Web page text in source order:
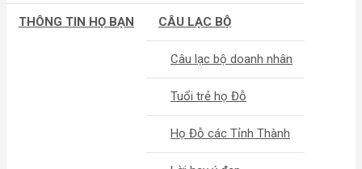
THÔNG TIN HỌ BẠN CÂU LẠC BỘ
Câu lạc bộ doanh nhân
Tuổi trẻ họ Đỗ
Họ Đỗ các Tỉnh Thành